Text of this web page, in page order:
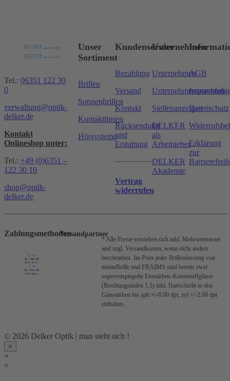
Tel.: 06351 122 30
0
verwaltung@optik-
delker.de
Kontakt
Onlineshop unter:
Tel.: +49 (0)6351 –
122 30 10
shop@optik-
delker.de
Unser
Sortiment
Brillen
Sonnenbrillen
Kontaktlinsen
Hörsysteme
Kundenservice
Bezahlung
Versand
Kontakt
Rücksendung
und
Erstattung
Vertrag
widerrufen
Unternehmen
Unternehmen
Stellenanzeigen
DELKER
als
Arbeitgeber
DELKER
Akademie
AGB
Impressum
Datenschutz
Erklärung
zur
ZahlungsmethodenVersandpartner
* Alle Preise verstehen sich inkl. Mehrwertsteuer
und zzgl. Versandkosten, wenn nicht anders
beschrieben. Im Preis jeder Brillenfassung von
meineBrille und FRAIMS sind bereits zwei
superentspiegelte Einstärken-Kunststoffgläser
(Brechungsindex 1,5) inkl. Hartschicht in den
Glasstärken bis sph +/-6.00 dpt, zyl +/-2.00 dpt
enthalten.
© 2026 Delker Optik | man sieht sich !
×
×
×